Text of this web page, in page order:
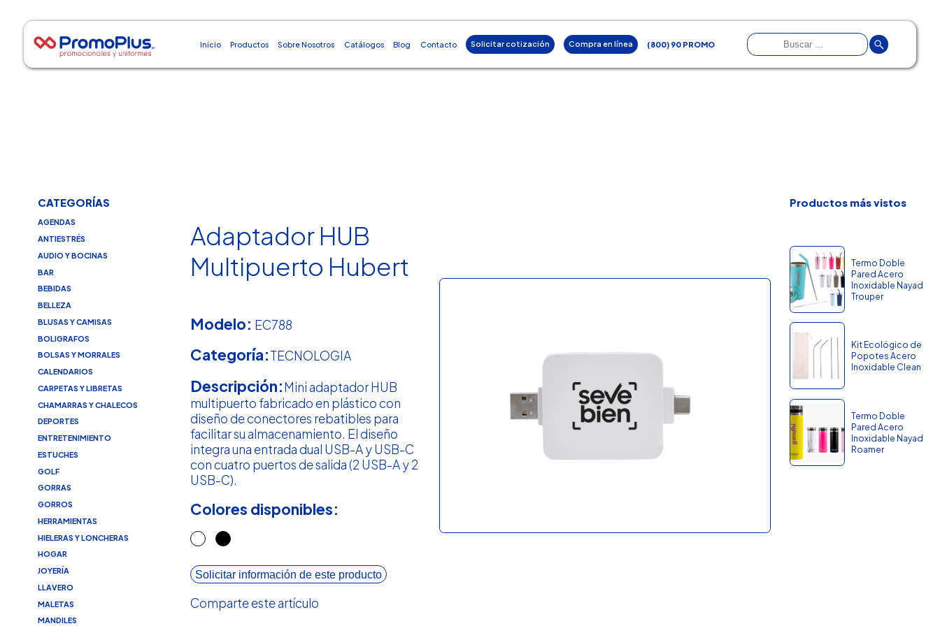
Inicio Productos Sobre Nosotros Catálogos Blog Contacto Solicitar cotización Compra en línea (800) 90 PROMO
CATEGORÍAS
AGENDAS
ANTIESTRÉS
AUDIO Y BOCINAS
BAR
BEBIDAS
BELLEZA
BLUSAS Y CAMISAS
BOLIGRAFOS
BOLSAS Y MORRALES
CALENDARIOS
CARPETAS Y LIBRETAS
CHAMARRAS Y CHALECOS
DEPORTES
ENTRETENIMIENTO
ESTUCHES
GOLF
GORRAS
GORROS
HERRAMIENTAS
HIELERAS Y LONCHERAS
HOGAR
JOYERÍA
LLAVERO
MALETAS
MANDILES
Adaptador HUB
Multipuerto Hubert
Modelo: EC788
Categoría:TECNOLOGIA
Descripción:Mini adaptador HUB
multipuerto fabricado en plástico con
diseño de conectores rebatibles para
facilitar su almacenamiento. El diseño
integra una entrada dual USB-A y USB-C
con cuatro puertos de salida (2 USB-A y 2
USB-C).
Colores disponibles:
Solicitar información de este producto
Comparte este artículo
Productos más vistos
Termo Doble
Pared Acero
Inoxidable Nayad
Trouper
Kit Ecológico de
Popotes Acero
Inoxidable Clean
Termo Doble
Pared Acero
Inoxidable Nayad
Roamer